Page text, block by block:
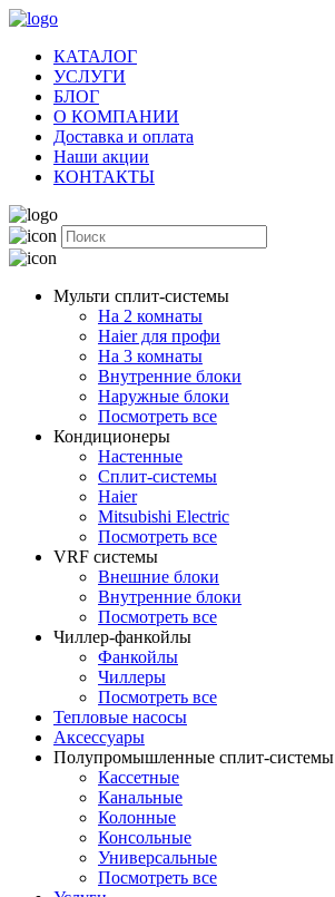
КАТАЛОГ
УСЛУГИ
БЛОГ
О КОМПАНИИ
Доставка и оплата
Наши акции
КОНТАКТЫ
Мульти сплит-системы
На 2 комнаты
Haier для профи
На 3 комнаты
Внутренние блоки
Наружные блоки
Посмотреть все
Кондиционеры
Настенные
Сплит-системы
Haier
Mitsubishi Electric
Посмотреть все
VRF системы
Внешние блоки
Внутренние блоки
Посмотреть все
Чиллер-фанкойлы
Фанкойлы
Чиллеры
Посмотреть все
Тепловые насосы
Аксессуары
Полупромышленные сплит-системы
Кассетные
Канальные
Колонные
Консольные
Универсальные
Посмотреть все